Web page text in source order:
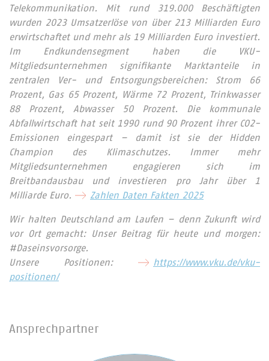
Telekommunikation. Mit rund 319.000 Beschäftigten
wurden 2023 Umsatzerlöse von über 213 Milliarden Euro
erwirtschaftet und mehr als 19 Milliarden Euro investiert.
Im Endkundensegment haben die VKU-
Mitgliedsunternehmen signifikante Marktanteile in
zentralen Ver- und Entsorgungsbereichen: Strom 66
Prozent, Gas 65 Prozent, Wärme 72 Prozent, Trinkwasser
88 Prozent, Abwasser 50 Prozent. Die kommunale
Abfallwirtschaft hat seit 1990 rund 90 Prozent ihrer CO2-
Emissionen eingespart – damit ist sie der Hidden
Champion des Klimaschutzes. Immer mehr
Mitgliedsunternehmen engagieren sich im
Breitbandausbau und investieren pro Jahr über 1
Milliarde Euro.
Zahlen Daten Fakten 2025
Wir halten Deutschland am Laufen – denn Zukunft wird
vor Ort gemacht: Unser Beitrag für heute und morgen:
#Daseinsvorsorge.
Unsere Positionen:
https://www.vku.de/vku-
positionen/
Ansprechpartner